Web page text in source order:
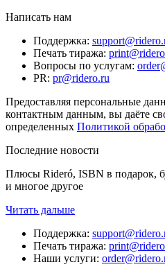
Написать нам
Поддержка:
Печать тиража:
Вопросы по услугам:
PR: pr@ridero.ru
Предоставляя персональные
контактным данным, вы даёте
определенных Политикой
Последние новости
Плюсы Rideró, ISBN в подарок,
и многое другое
Читать дальше
Поддержка:
Печать тиража:
Наши услуги: